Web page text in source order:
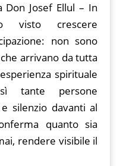
Don Josef Ellul – In
visto crescere
non sono
arrivano da tutta
spirituale
tante persone
silenzio davanti al
quanto sia
rendere visibile il